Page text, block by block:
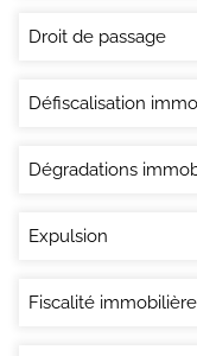
Droit de passage
Défiscalisation
Dégradations
Expulsion
Fiscalité immobilière